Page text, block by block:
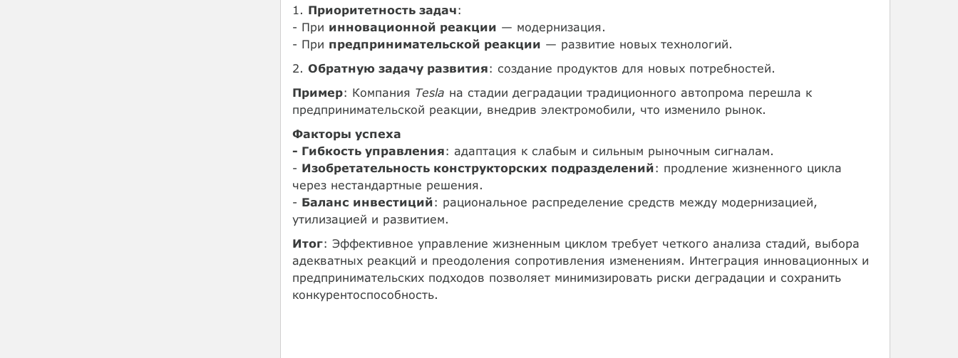
1. Приоритетность задач:
- При инновационной реакции — модернизация.
- При предпринимательской реакции — развитие новых технологий.
2. Обратную задачу развития: создание продуктов для новых потребностей.
Пример: Компания Tesla на стадии деградации традиционного автопрома перешла к
предпринимательской реакции, внедрив электромобили, что изменило рынок.
Факторы успеха
- Гибкость управления: адаптация к слабым и сильным рыночным сигналам.
- Изобретательность конструкторских подразделений: продление жизненного цикла
через нестандартные решения.
- Баланс инвестиций: рациональное распределение средств между модернизацией,
утилизацией и развитием.
Итог: Эффективное управление жизненным циклом требует четкого анализа стадий, выбора
адекватных реакций и преодоления сопротивления изменениям. Интеграция инновационных и
предпринимательских подходов позволяет минимизировать риски деградации и сохранить
конкурентоспособность.